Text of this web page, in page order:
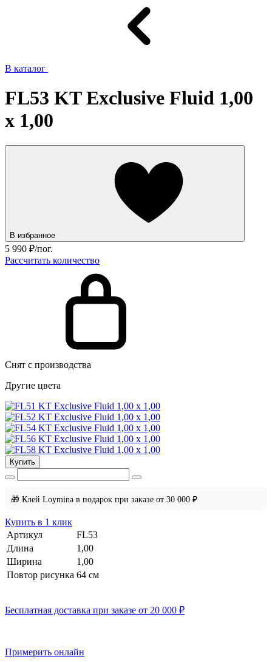
В каталог
FL53 KT Exclusive Fluid 1,00
x 1,00
В избранное
5 990 ₽/пог.
Рассчитать количество
Снят с производства
Другие цвета
Купить
🎁 Клей Loymina в подарок при заказе от 30 000 ₽
Купить в 1 клик
Артикул
FL53
Длина
1,00
Ширина
1,00
Повтор рисунка 64 см
Бесплатная доставка при заказе от 20 000 ₽
Примерить онлайн